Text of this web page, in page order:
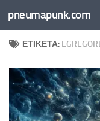
Skip to content
pneumapunk.com
ΕΤΙΚΈΤΑ: